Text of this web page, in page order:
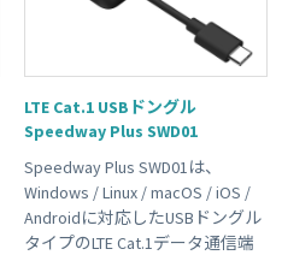
LTE Cat.1 USBドングル
Speedway Plus SWD01
Speedway Plus SWD01は、
Windows / Linux / macOS / iOS /
Androidに対応したUSBドングル
タイプのLTE Cat.1データ通信端